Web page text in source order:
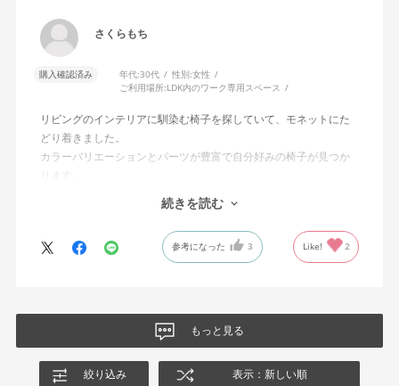
さくらもち
購入確認済み 年代:30代 性別:女性
ご利用場所:LDK内のワーク専用スペース
リビングのインテリアに馴染む椅子を探していて、モネットにた
どり着きました。
カラーバリエーションとパーツが豊富で自分好みの椅子が見つか
オフィスチェアにしては比較的コンパクトで家に置くのに最適で
した、座り心地も良く大変気に入っています。
今回どうしても欲しい色の組み合わせがあったので固定肘の物を
購入しましたが、欲を言えば稼働肘バージョンもバイカラーなど
続きを読む
参考になった 3 Like! 2
もっと見る
絞り込み 表示：新しい順